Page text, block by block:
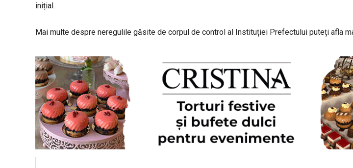
inițial.
Mai multe despre neregulile găsite de corpul de control al Instituției Prefectului puteți afla